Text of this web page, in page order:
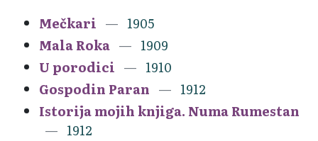
Mečkari
1905
Mala Roka
1909
U porodici
1910
Gospodin Paran
1912
Istorija mojih knjiga. Numa Rumestan
1912